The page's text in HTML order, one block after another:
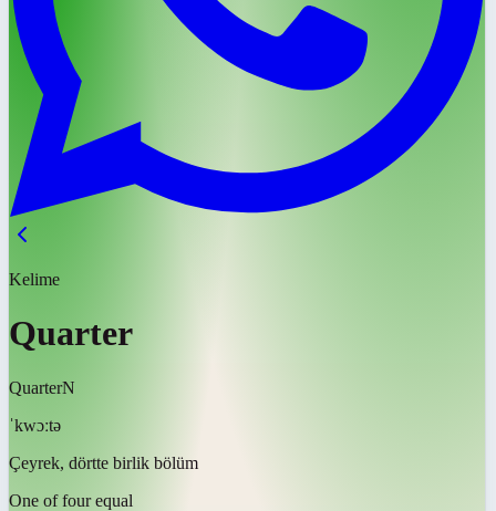
Kelime
Quarter
QuarterN
ˈkwɔːtə
Çeyrek, dörtte birlik bölüm
One of four equal